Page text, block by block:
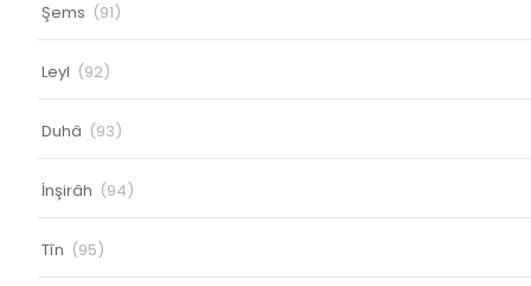
Şems (91)
Leyl (92)
Duhâ (93)
İnşirâh (94)
Tîn (95)